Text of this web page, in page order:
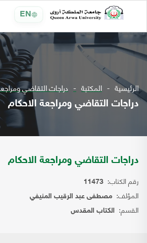
EN
الرئيسية المكتبة دراجات التقاضي
دراجات التقاضي ومراجعة الاحكام
دراجات التقاضي ومراجعة الاحكام
رقم الكتاب: 11473
المؤلف: مصطفى عبد الرقيب المنيفي
القسم: الكتاب المقدس